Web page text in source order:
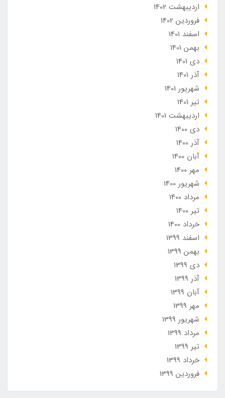
ارديبهشت 1402
فروردین 1402
اسفند 1401
بهمن 1401
دی 1401
آذر 1401
شهریور 1401
تير 1401
ارديبهشت 1401
دی 1400
آذر 1400
آبان 1400
مهر 1400
شهریور 1400
مرداد 1400
تير 1400
خرداد 1400
اسفند 1399
بهمن 1399
دی 1399
آذر 1399
آبان 1399
مهر 1399
شهریور 1399
مرداد 1399
تير 1399
خرداد 1399
فروردین 1399